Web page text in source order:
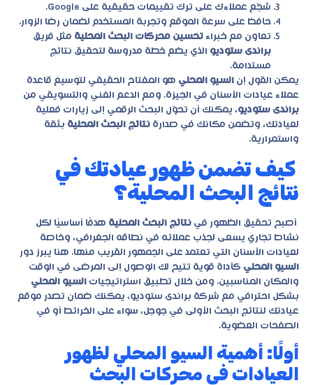
شجّع عملاءك على ترك تقييمات حقيقية على Google.
حافظ على سرعة الموقع وتجربة المستخدم لضمان رضا الزوار.
تعاون مع خبراء تحسين محركات البحث المحلية مثل فريق
براندى ستوديو الذي يضع خطة مدروسة لتحقيق نتائج
مستدامة.
يمكن القول إن السيو المحلي هو المفتاح الحقيقي لتوسيع قاعدة
عملاء عيادات الأسنان في الجيزة. ومع الدعم الفني والتسويقي من
براندى ستوديو، يمكنك أن تحوّل البحث الرقمي إلى زيارات فعلية
لعيادتك، وتضمن مكانك في صدارة نتائج البحث المحلية بثقة
واستمرارية.
كيف تضمن ظهور عيادتك في
نتائج البحث المحلية؟
أصبح تحقيق الظهور في نتائج البحث المحلية هدفًا أساسيًا لكل
نشاط تجاري يسعى لجذب عملائه في نطاقه الجغرافي، وخاصة
لعيادات الأسنان التي تعتمد على الجمهور القريب منها. هنا يبرز دور
السيو المحلي كأداة قوية تتيح لك الوصول إلى المرضى في الوقت
والمكان المناسبين. ومن خلال تطبيق استراتيجيات السيو المحلي
بشكل احترافي مع شركة براندى ستوديو، يمكنك ضمان تصدر موقع
عيادتك لنتائج البحث الأولى في جوجل، سواء على الخرائط أو في
الصفحات العضوية.
أولًا: أهمية السيو المحلي لظهور
العيادات في محركات البحث